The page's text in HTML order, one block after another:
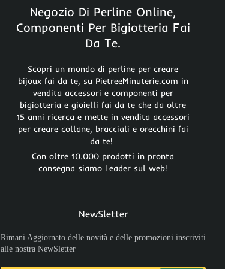
Negozio Di Perline Online,
Componenti Per Bigiotteria Fai
Da Te.
Scopri un mondo di perline per creare
bijoux fai da te, su PietreeMinuterie.com in
vendita accessori e componenti per
bigiotteria e gioielli fai da te che da oltre
15 anni ricerca e mette in vendita accessori
per creare collane, bracciali e orecchini fai
da te!
Con oltre 10.000 prodotti in pronta
consegna siamo Leader sul web!
NewSletter
Rimani Aggiornato delle novità e delle promozioni inscriviti
alle nostra NewSletter